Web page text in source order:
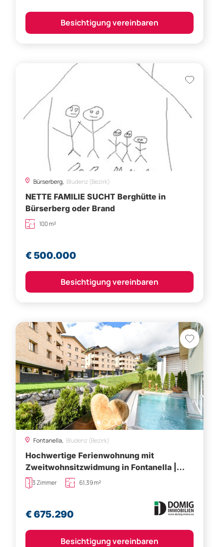
Besichtigung vereinbaren
Bürserberg, Bludenz (Bezirk)
NETTE FAMILIE SUCHT Berghütte in
Bürserberg oder Brand
100 m²
€ 500.000
Besichtigung vereinbaren
Fontanella, Bludenz (Bezirk)
Hochwertige Ferienwohnung mit
Zweitwohnsitzwidmung in Fontanella |
TOP B103
3 Zimmer 61,39 m²
€ 675.290
Besichtigung vereinbaren